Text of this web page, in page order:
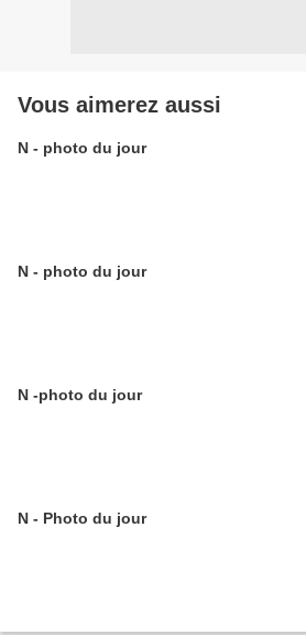
Vous aimerez aussi
N - photo du jour
N - photo du jour
N -photo du jour
N - Photo du jour